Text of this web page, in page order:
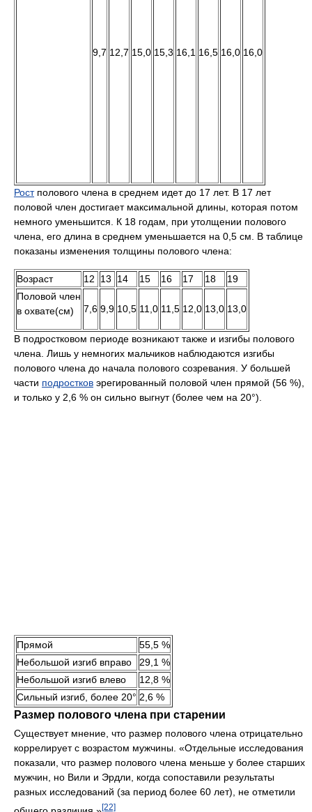
Ростполового члена в среднем идет до 17 лет. В 17 лет
половой член достигает максимальной длины, которая потом
немного уменьшится. К 18 годам, при утолщении полового
члена, его длина в среднем уменьшается на 0,5 см. В таблице
показаны изменения толщины полового члена:
Возраст 12 13 14 15 16 17 18
19
Половой член
в охвате(см)
7,6 9,9 10,5 11,0 11,5 12,0 13,0 13,0
В подростковом периоде возникают также и изгибы полового
члена. Лишь у немногих мальчиков наблюдаются изгибы
полового члена до начала полового созревания. У большей
части подростков эрегированный половой член прямой (56 %),
и только у 2,6 % он сильно выгнут (более чем на 20°).
Прямой
55,5 %
Небольшой изгиб вправо
29,1 %
Небольшой изгиб влево
12,8 %
Сильный изгиб, более 20° 2,6 %
Размер полового члена при старении
Существует мнение, что размер полового члена отрицательно
коррелирует с возрастом мужчины. «Отдельные исследования
показали, что размер полового члена меньше у более старших
мужчин, но Вили и Эрдли, когда сопоставили результаты
разных исследований (за период более 60 лет), не отметили
[22]